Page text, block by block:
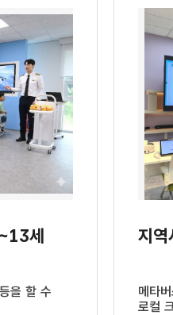
세
을 할 수
지
메타
로컬